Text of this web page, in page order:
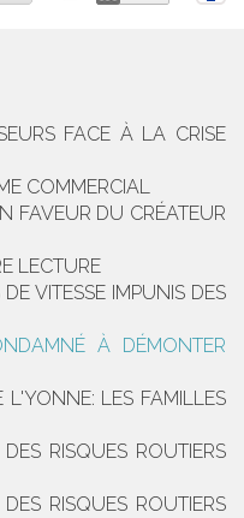
FACE À LA CRISE
COMMERCIAL
FAVEUR DU CRÉATEUR
LECTURE
VITESSE IMPUNIS DES
À DÉMONTER
L'YONNE: LES FAMILLES
RISQUES ROUTIERS
RISQUES ROUTIERS